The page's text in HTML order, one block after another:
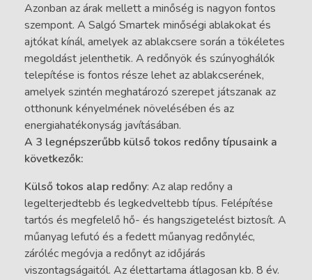
Azonban az árak mellett a minőség is nagyon fontos
szempont. A Salgó Smartek minőségi ablakokat és
ajtókat kínál, amelyek az ablakcsere során a tökéletes
megoldást jelenthetik. A redőnyök és szúnyoghálók
telepítése is fontos része lehet az ablakcserének,
amelyek szintén meghatározó szerepet játszanak az
otthonunk kényelmének növelésében és az
energiahatékonyság javításában.
A 3 legnépszerűbb külső tokos redőny típusaink a
következők:
Külső tokos alap redőny: Az alap redőny a
legelterjedtebb és legkedveltebb típus. Felépítése
tartós és megfelelő hő- és hangszigetelést biztosít. A
műanyag lefutó és a fedett műanyag redőnyléc,
záróléc megóvja a redőnyt az időjárás
viszontagságaitól. Az élettartama átlagosan kb. 8 év.